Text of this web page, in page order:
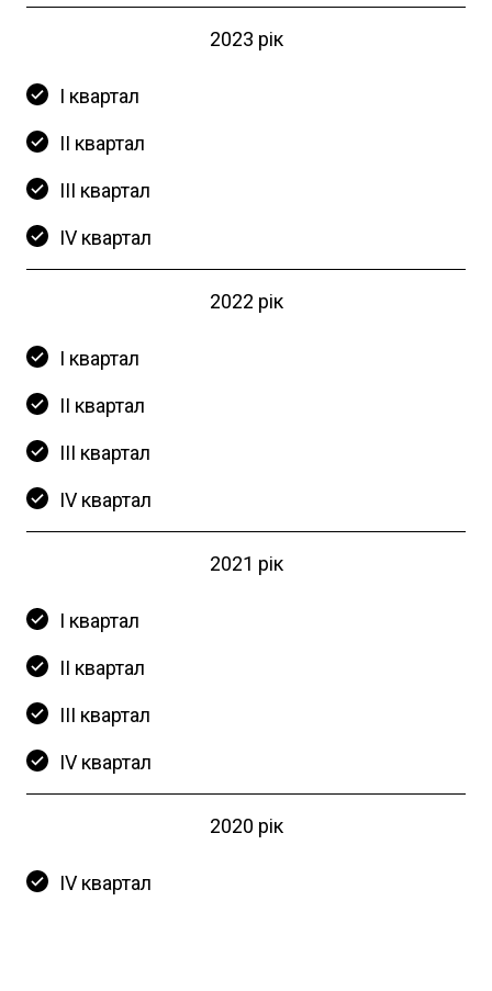
2023 рік
І квартал
ІІ квартал
ІIІ квартал
ІV квартал
2022 рік
І квартал
ІІ квартал
ІІІ квартал
ІV квартал
2021 рік
І квартал
ІІ квартал
ІІІ квартал
ІV квартал
2020 рік
ІV квартал